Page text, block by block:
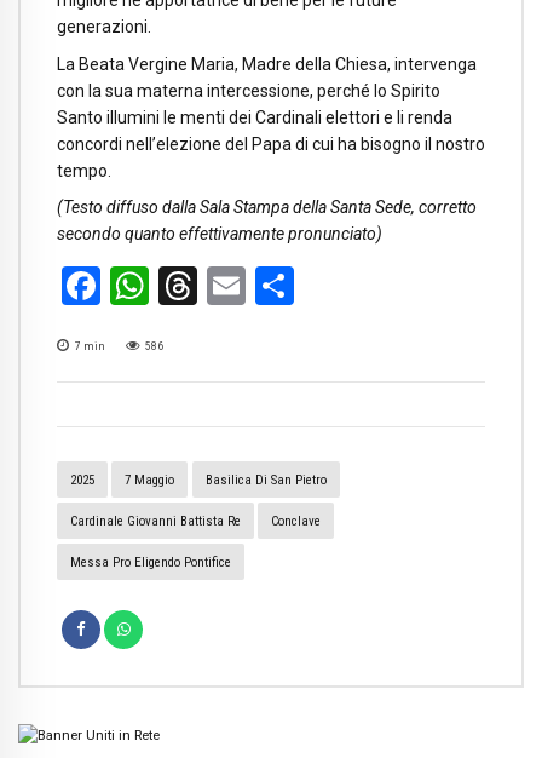
generazioni.
La Beata Vergine Maria, Madre della Chiesa, intervenga
con la sua materna intercessione, perché lo Spirito
Santo illumini le menti dei Cardinali elettori e li renda
concordi nell’elezione del Papa di cui ha bisogno il nostro
tempo.
(Testo diffuso dalla Sala Stampa della Santa Sede, corretto
secondo quanto effettivamente pronunciato)
Facebook
WhatsApp
Threads
Email
7 min 586
2025 7 Maggio Basilica Di San Pietro
Cardinale Giovanni Battista Re Conclave
Messa Pro Eligendo Pontifice